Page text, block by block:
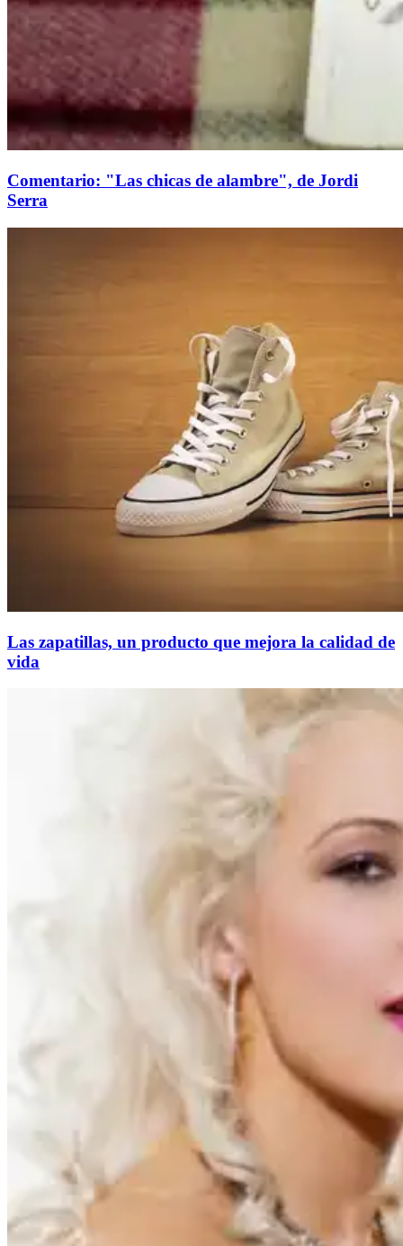
Comentario: "Las chicas de alambre", de Jordi
Serra
Las zapatillas, un producto que mejora la calidad de
vida